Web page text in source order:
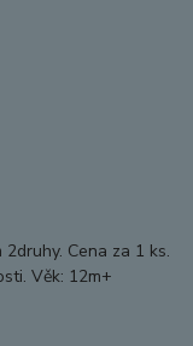
Cena za 1 ks.
Věk: 12m+